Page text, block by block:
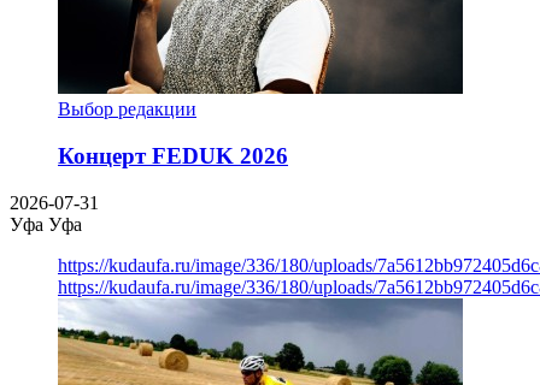
Выбор редакции
Концерт FEDUK 2026
2026-07-31
Уфа Уфа
https://kudaufa.ru/image/336/180/uploads/
https://kudaufa.ru/image/336/180/uploads/